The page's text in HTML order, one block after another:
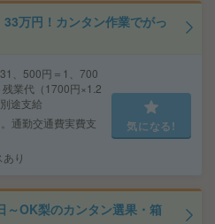
33万円！カンタン作業でがっ
、500円＝1、700
業代（1700円×1.2
途支給
通勤交通費実費支
り
気になる!
～OK梨のカンタン選果・箱